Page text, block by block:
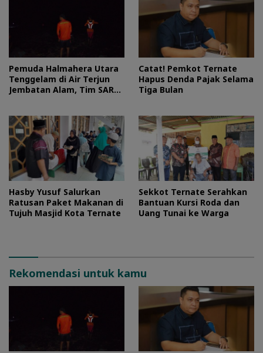
Pemuda Halmahera Utara
Tenggelam di Air Terjun
Jembatan Alam, Tim SAR
Catat! Pemkot Ternate
Hapus Denda Pajak Selama
Tiga Bulan
Hasby Yusuf Salurkan
Ratusan Paket Makanan di
Tujuh Masjid Kota Ternate
Sekkot Ternate Serahkan
Bantuan Kursi Roda dan
Uang Tunai ke Warga
Rekomendasi untuk kamu